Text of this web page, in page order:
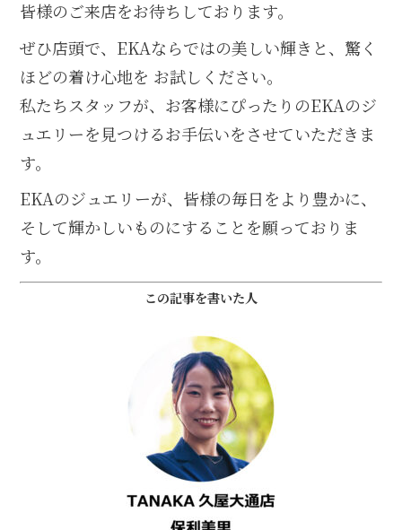
皆様のご来店をお待ちしております。
ぜひ店頭で、EKAならではの美しい輝きと、驚く
ほどの着け心地を お試しください。
私たちスタッフが、お客様にぴったりのEKAのジ
ュエリーを見つけるお手伝いをさせていただきま
す。
EKAのジュエリーが、皆様の毎日をより豊かに、
そして輝かしいものにすることを願っておりま
す。
この記事を書いた人